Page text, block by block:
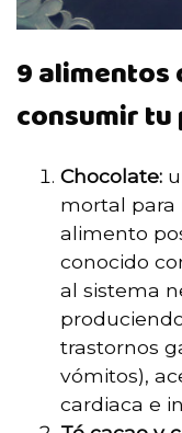
9 alimentos
consumir tu
Chocolate:
mortal para
alimento
conocido
al sistema
trastornos
vómitos),
cardiaca e